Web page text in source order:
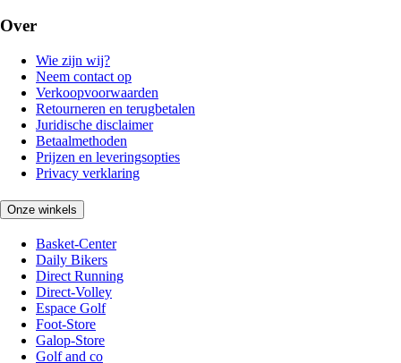
Over
Wie zijn wij?
Neem contact op
Verkoopvoorwaarden
Retourneren en terugbetalen
Juridische disclaimer
Betaalmethoden
Prijzen en leveringsopties
Privacy verklaring
Onze winkels
Basket-Center
Daily Bikers
Direct Running
Direct-Volley
Espace Golf
Foot-Store
Galop-Store
Golf and co